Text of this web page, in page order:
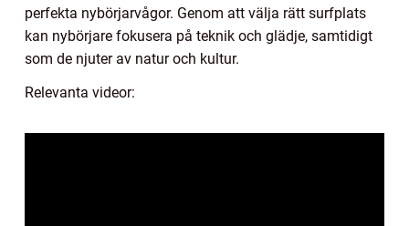
perfekta nybörjarvågor. Genom att välja rätt surfplats
kan nybörjare fokusera på teknik och glädje, samtidigt
som de njuter av natur och kultur.
Relevanta videor: